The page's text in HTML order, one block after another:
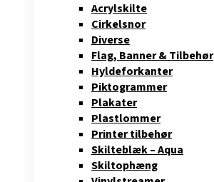
Acrylskilte
Cirkelsnor
Diverse
Flag, Banner & Tilbehør
Hyldeforkanter
Piktogrammer
Plakater
Plastlommer
Printer tilbehør
Skilteblæk – Aqua
Skiltophæng